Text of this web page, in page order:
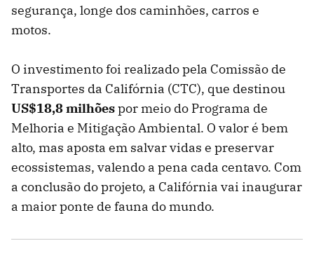
segurança, longe dos caminhões, carros e
motos.
O investimento foi realizado pela Comissão de
Transportes da Califórnia (CTC), que destinou
US$18,8 milhõespor meio do Programa de
Melhoria e Mitigação Ambiental. O valor é bem
alto, mas aposta em salvar vidas e preservar
ecossistemas, valendo a pena cada centavo. Com
a conclusão do projeto, a Califórnia vai inaugurar
a maior ponte de fauna do mundo.